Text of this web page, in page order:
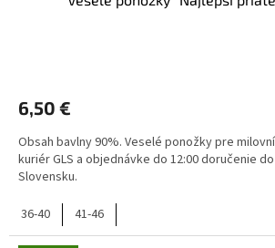
6,50 €
Obsah bavlny 90%. Veselé ponožky pre
kuriér GLS a objednávke do 12:00 doručenie
Slovensku.
36-40 41-46